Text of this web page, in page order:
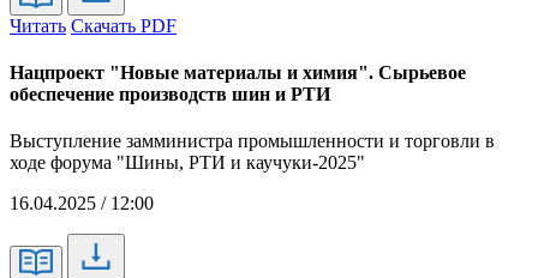
Читать Скачать PDF
Нацпроект "Новые материалы и химия". Сырьевое
обеспечение производств шин и РТИ
Выступление замминистра промышленности и торговли в
ходе форума "Шины, РТИ и каучуки-2025"
16.04.2025 / 12:00